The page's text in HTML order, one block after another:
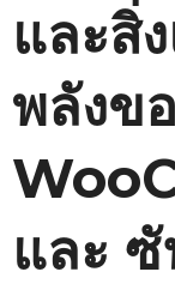
และสิ่
พลังข
และ